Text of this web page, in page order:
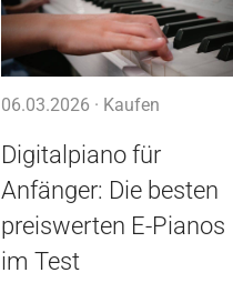
06.03.2026 · Kaufen
Digitalpiano für
Anfänger: Die besten
preiswerten E-Pianos
im Test